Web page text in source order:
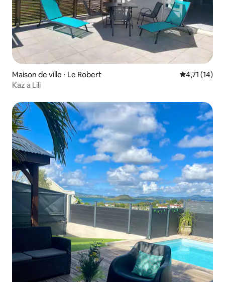
Maison de ville ⋅ Le Robert Évaluation
4,71 (14)
Kaz a Lili